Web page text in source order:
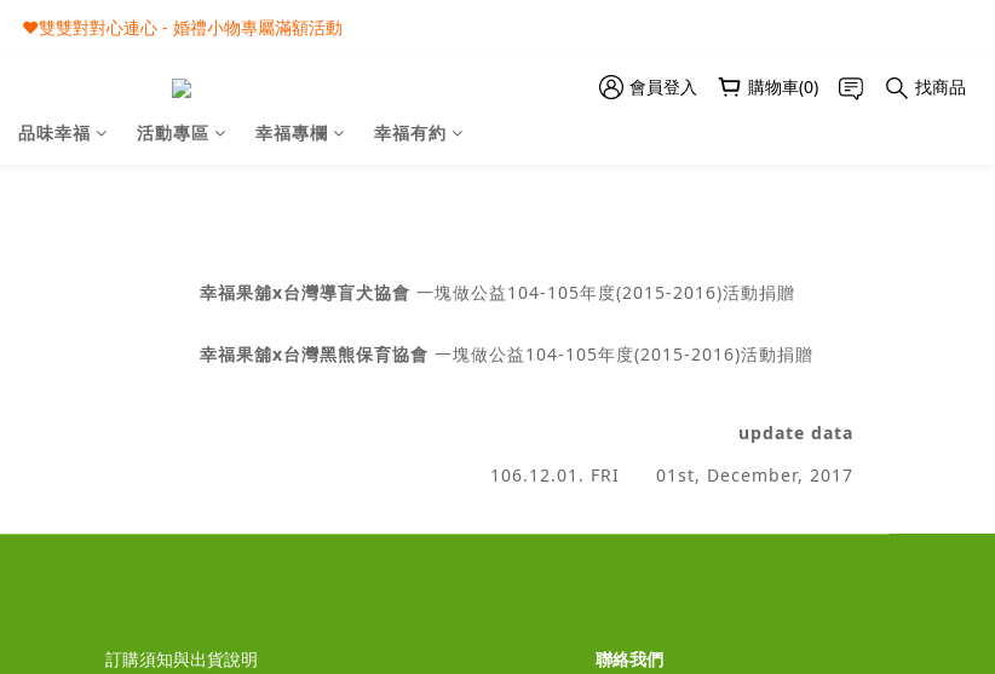
🎀08/01-09/30 秋節月圓家家慶- 滿額即享專屬小禮
❤️雙雙對對心連心 - 婚禮小物專屬滿額活動
🎀08/01-09/30 秋節月圓家家慶- 滿額即享專屬小禮 會員登入 購物車(0)
找商品
品味幸福 活動專區 幸福專欄 幸福有約
幸福果舖x台灣導盲犬協會 一塊做公益104-105年度(2015-2016)活動捐贈
幸福果舖x台灣黑熊保育協會 一塊做公益104-105年度(2015-2016)活動捐贈
update data
106.12.01. FRI 01st, December, 2017
訂購須知與出貨說明
聯絡我們